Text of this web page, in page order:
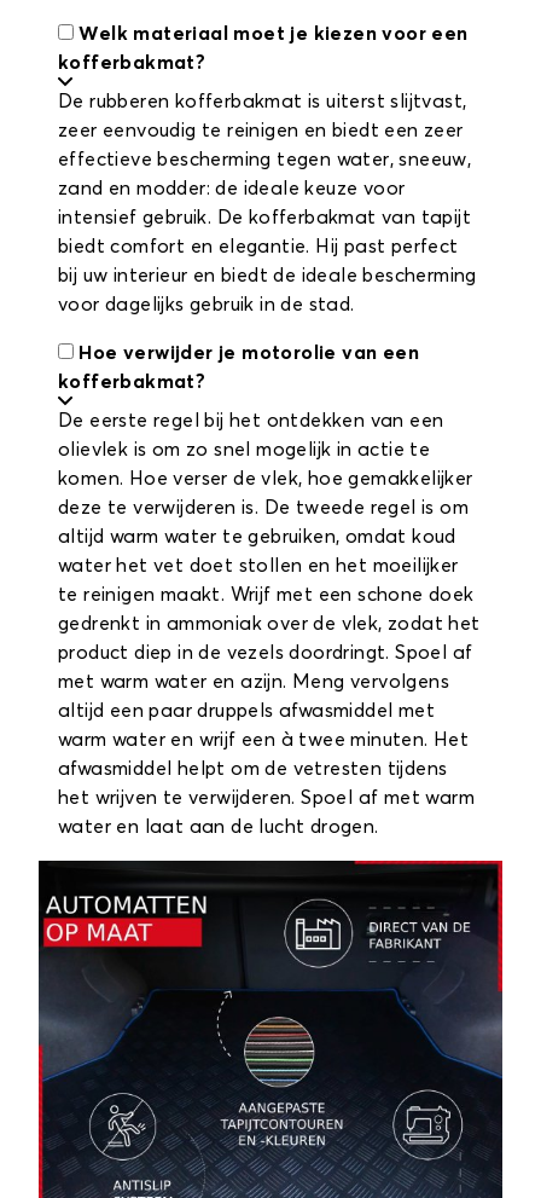
Welk materiaal moet je kiezen voor een
kofferbakmat?
De rubberen kofferbakmat is uiterst slijtvast,
zeer eenvoudig te reinigen en biedt een zeer
effectieve bescherming tegen water, sneeuw,
zand en modder: de ideale keuze voor
intensief gebruik. De kofferbakmat van tapijt
biedt comfort en elegantie. Hij past perfect
bij uw interieur en biedt de ideale bescherming
voor dagelijks gebruik in de stad.
Hoe verwijder je motorolie van een
kofferbakmat?
De eerste regel bij het ontdekken van een
olievlek is om zo snel mogelijk in actie te
komen. Hoe verser de vlek, hoe gemakkelijker
deze te verwijderen is. De tweede regel is om
altijd warm water te gebruiken, omdat koud
water het vet doet stollen en het moeilijker
te reinigen maakt. Wrijf met een schone doek
gedrenkt in ammoniak over de vlek, zodat het
product diep in de vezels doordringt. Spoel af
met warm water en azijn. Meng vervolgens
altijd een paar druppels afwasmiddel met
warm water en wrijf een à twee minuten. Het
afwasmiddel helpt om de vetresten tijdens
het wrijven te verwijderen. Spoel af met warm
water en laat aan de lucht drogen.